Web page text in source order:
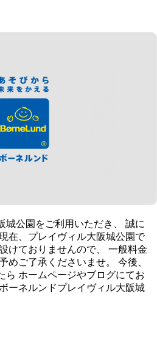
城公園をご利用いただき、 誠に
在、プレイヴィル大阪城公園で
けておりませんので、 一般料金
めご了承くださいませ。 今後、
ら ホームページやブログにてお
ーネルンドプレイヴィル大阪城